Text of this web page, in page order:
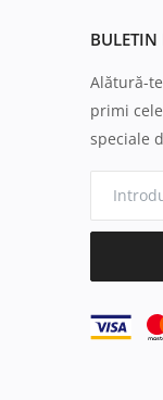
Alătură-
primi
speciale